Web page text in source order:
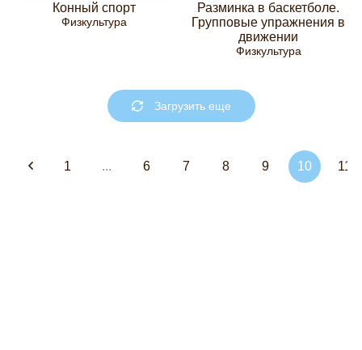
Конный спорт
Физкультура
Разминка в баскетболе.
Групповые упражнения в
движении
Физкультура
Загрузить еще
1 ... 6 7 8 9 10 11